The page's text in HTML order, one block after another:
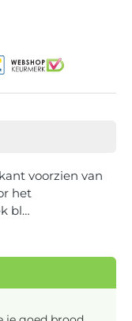
voorzien van
het
bl…